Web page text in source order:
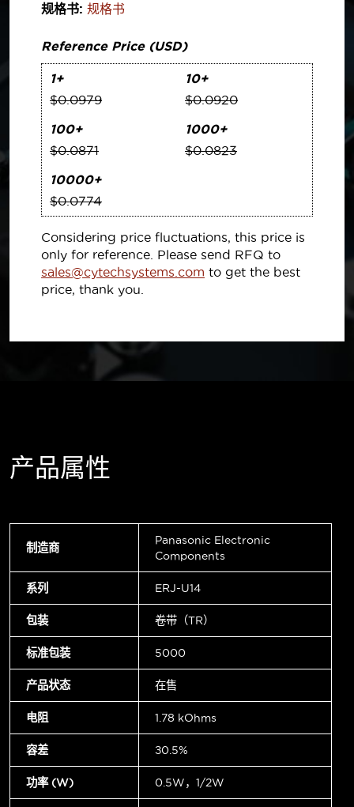
规格书: 规格书
Reference Price (USD)
1+
$0.0979
10+
$0.0920
100+
$0.0871
1000+
$0.0823
10000+
$0.0774
Considering price fluctuations, this price is
only for reference. Please send RFQ to
sales@cytechsystems.com to get the best
price, thank you.
产品属性
制造商
Panasonic Electronic
Components
系列 ERJ-U14
包装 卷带（TR）
标准包装 5000
产品状态 在售
电阻 1.78 kOhms
容差 ±0.5%
功率 (W) 0.5W，1/2W